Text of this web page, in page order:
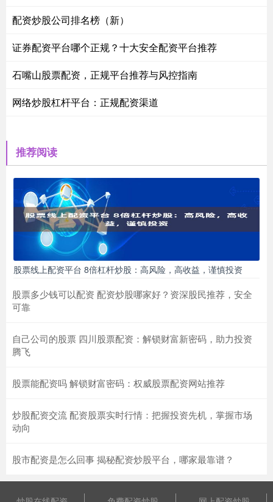
配资炒股公司排名榜（新）
证券配资平台哪个正规？十大安全配资平台推荐
石嘴山股票配资，正规平台推荐与风控指南
网络炒股杠杆平台：正规配资渠道
推荐阅读
股票线上配资平台 8倍杠杆炒股：高风险，高收益，谨慎投资
股票多少钱可以配资 配资炒股哪家好？资深股民推荐，安全
可靠
自己公司的股票 四川股票配资：解锁财富新密码，助力投资
腾飞
股票能配资吗 解锁财富密码：权威股票配资网站推荐
炒股配资交流 配资股票实时行情：把握投资先机，掌握市场
动向
股市配资是怎么回事 揭秘配资炒股平台，哪家最靠谱？